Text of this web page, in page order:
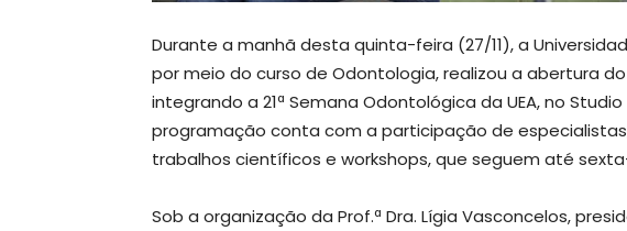
Durante a manhã desta quinta-feira (27/11), a
por meio do curso de Odontologia, realizou a abertura
integrando a 21ª Semana Odontológica da UEA, no
programação conta com a participação de
trabalhos científicos e workshops, que seguem até
Sob a organização da Prof.ª Dra. Lígia Vasconcelos,